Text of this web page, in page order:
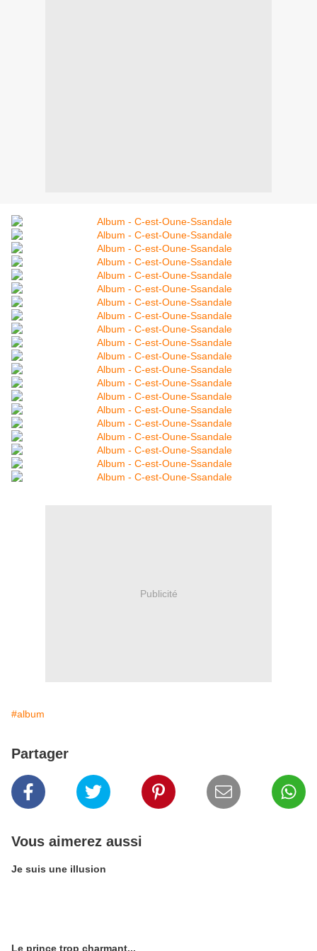
Publicité
#album
Partager
Vous aimerez aussi
Je suis une illusion
Le prince trop charmant...